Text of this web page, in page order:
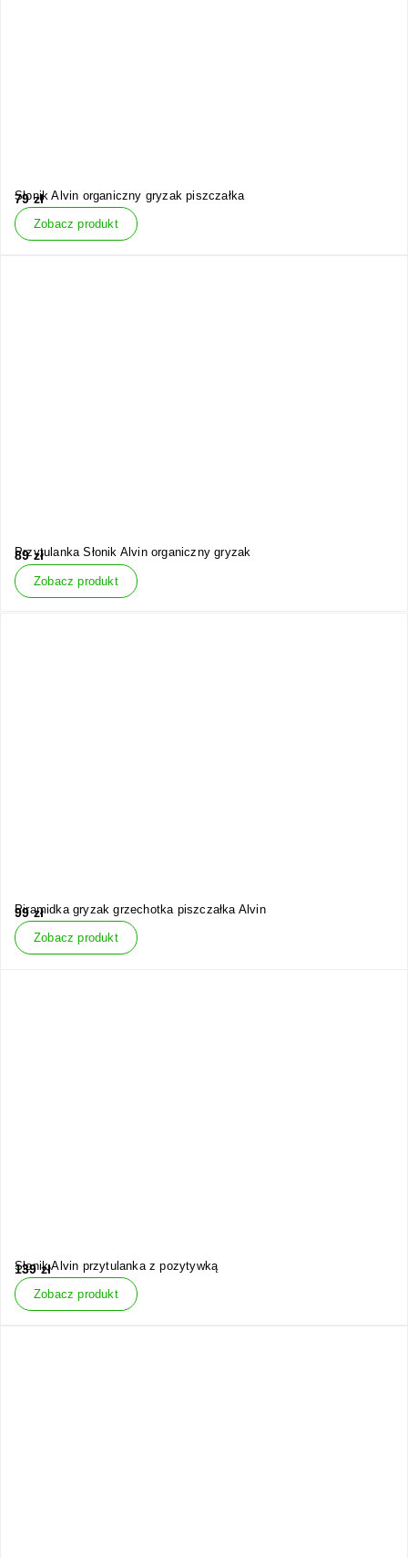
Słonik Alvin organiczny gryzak piszczałka
79zł
Zobacz produkt
Przytulanka Słonik Alvin organiczny gryzak
89zł
Zobacz produkt
Piramidka gryzak grzechotka piszczałka Alvin
99zł
Zobacz produkt
Słonik Alvin przytulanka z pozytywką
139zł
Zobacz produkt